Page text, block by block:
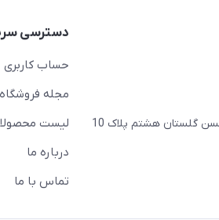
گلستان هشتم پلاک 10
دسترسی
حساب کاربری
مجله فروشگاه
لیست
درباره ما
تماس با ما